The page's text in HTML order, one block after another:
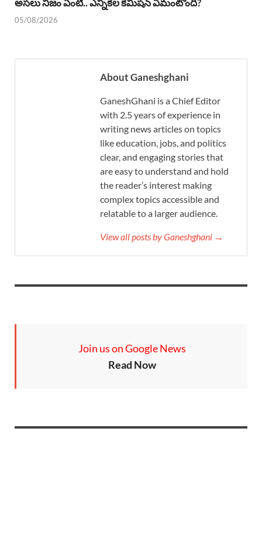
అసలు నిజం ఏంటి.. ఎన్నికల కమిషన్ ఏమంటోంది?
05/08/2026
About Ganeshghani
GaneshGhani is a Chief Editor
with 2.5 years of experience in
writing news articles on topics
like education, jobs, and politics
clear, and engaging stories that
are easy to understand and hold
the reader’s interest making
complex topics accessible and
relatable to a larger audience.
View all posts by Ganeshghani →
Join us on Google News
Read Now